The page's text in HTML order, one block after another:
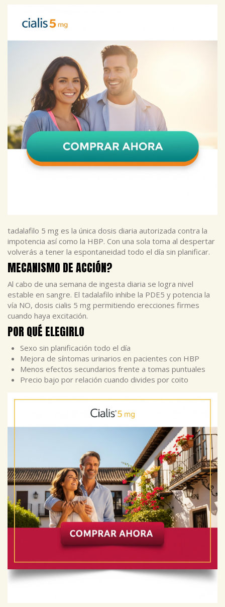
tadalafilo 5 mg es la única dosis diaria autorizada contra la
impotencia así como la HBP. Con una sola toma al despertar
volverás a tener la espontaneidad todo el día sin planificar.
MECANISMO DE ACCIÓN?
Al cabo de una semana de ingesta diaria se logra nivel
estable en sangre. El tadalafilo inhibe la PDE5 y potencia la
vía NO, dosis cialis 5 mg permitiendo erecciones firmes
cuando haya excitación.
POR QUÉ ELEGIRLO
Sexo sin planificación todo el día
Mejora de síntomas urinarios en pacientes con HBP
Menos efectos secundarios frente a tomas puntuales
Precio bajo por relación cuando divides por coito